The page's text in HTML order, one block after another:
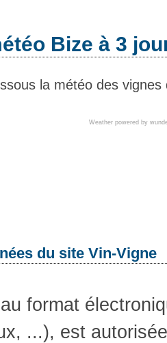
Bize à 3
la météo des
Weather powered by
du site Vin-Vigne
format
...), est